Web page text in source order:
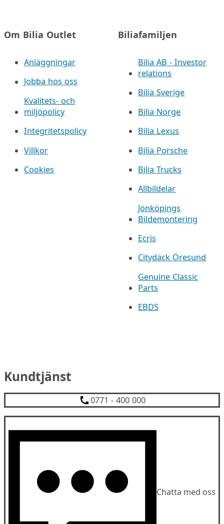
Om Bilia Outlet
Anläggningar
Jobba hos oss
Kvalitets- och
miljöpolicy
Integritetspolicy
Villkor
Cookies
Biliafamiljen
Bilia AB - Investor
relations
Bilia Sverige
Bilia Norge
Bilia Lexus
Bilia Porsche
Bilia Trucks
Allbildelar
Jönköpings
Bildemontering
Ecris
Citydäck Öresund
Genuine Classic
Parts
EBDS
Kundtjänst
0771 - 400 000
Chatta med oss